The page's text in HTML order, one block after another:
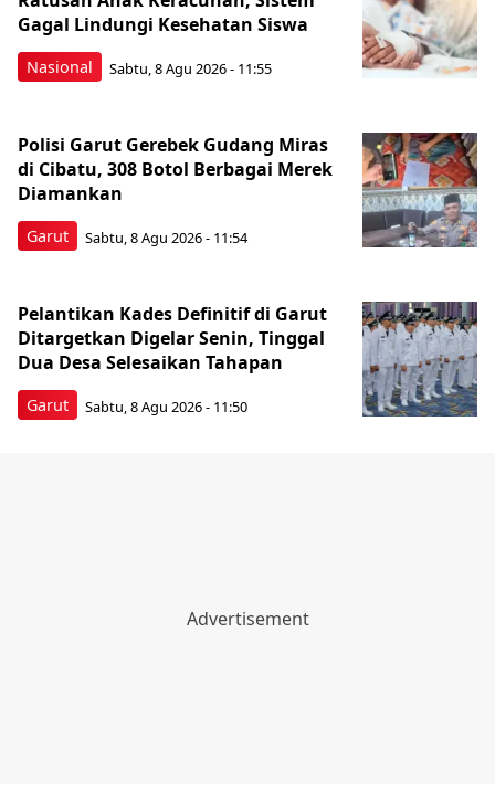
Nasional
Gagal Lindungi Kesehatan Siswa
Sabtu, 8 Agu 2026 - 11:55
Garut
Polisi Garut Gerebek Gudang Miras
di Cibatu, 308 Botol Berbagai Merek
Diamankan
Sabtu, 8 Agu 2026 - 11:54
Garut
Pelantikan Kades Definitif di Garut
Ditargetkan Digelar Senin, Tinggal
Dua Desa Selesaikan Tahapan
Sabtu, 8 Agu 2026 - 11:50